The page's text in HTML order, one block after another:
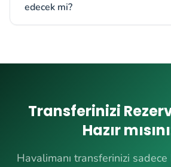
edecek mi?
Transferinizi
Hazır
Havalimanı transferinizi